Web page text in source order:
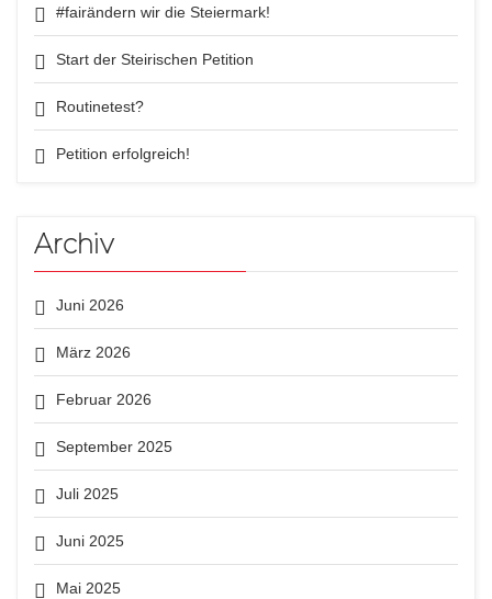
#fairändern wir die Steiermark!
Start der Steirischen Petition
Routinetest?
Petition erfolgreich!
Archiv
Juni 2026
März 2026
Februar 2026
September 2025
Juli 2025
Juni 2025
Mai 2025